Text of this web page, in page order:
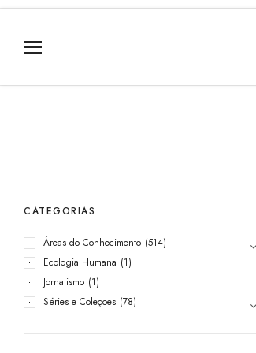
CATEGORIAS
Áreas do Conhecimento (514)
Ecologia Humana (1)
Jornalismo (1)
Séries e Coleções (78)